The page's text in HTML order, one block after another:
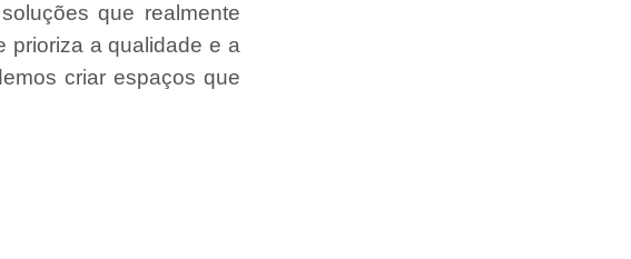
que realmente
prioriza a qualidade e a
criar espaços que